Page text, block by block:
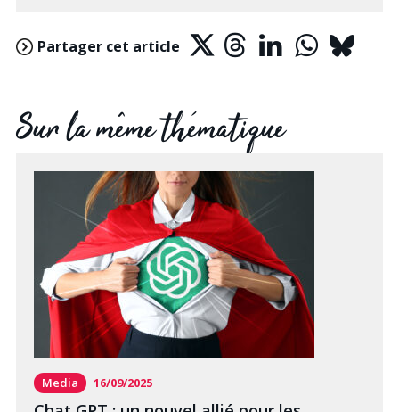
Partager cet article
Sur la même thématique
Media 16/09/2025